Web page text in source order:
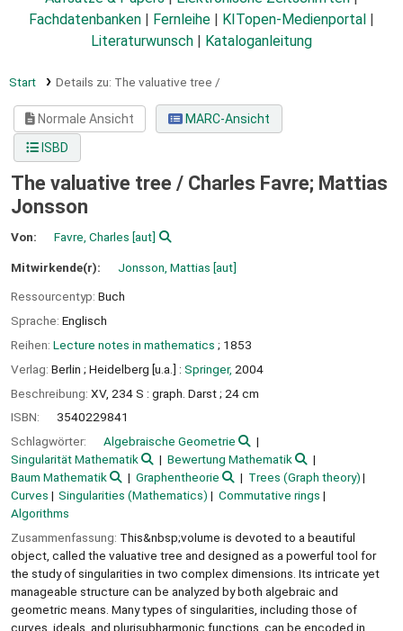
Fachdatenbanken
Fernleihe KITopen-Medienportal
Literaturwunsch
Kataloganleitung
Start Details zu: The valuative tree /
Normale Ansicht
MARC-Ansicht
ISBD
The valuative tree / Charles Favre; Mattias
Jonsson
Von: Favre, Charles [aut]
Mitwirkende(r): Jonsson, Mattias [aut]
Ressourcentyp: Buch
Sprache: Englisch
Reihen: Lecture notes in mathematics ; 1853
Verlag: Berlin ; Heidelberg [u.a.] : Springer, 2004
Beschreibung: XV, 234 S : graph. Darst ; 24 cm
ISBN:
3540229841
Schlagwörter:
Algebraische Geometrie
Singularität Mathematik
Bewertung Mathematik
Baum Mathematik
Graphentheorie
Trees (Graph theory)
Curves
Singularities (Mathematics)
Commutative rings
Algorithms
Zusammenfassung: This&nbsp;volume is devoted to a beautiful
object, called the valuative tree and designed as a powerful tool for
the study of singularities in two complex dimensions. Its intricate yet
manageable structure can be analyzed by both algebraic and
geometric means. Many types of singularities, including those of
curves, ideals, and plurisubharmonic functions, can be encoded in